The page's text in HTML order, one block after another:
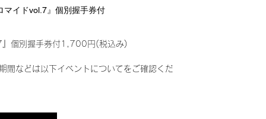
マイドvol.7』個別握手券付
』個別握手券付1,700円(税込み)
間などは以下イベントについてをご確認くだ